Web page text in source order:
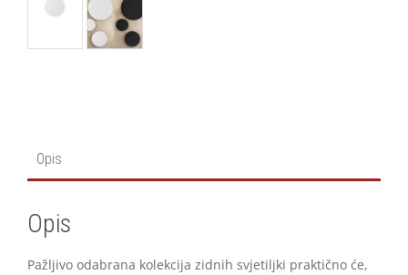
Opis
Opis
Pažljivo odabrana kolekcija zidnih svjetiljki praktično će,